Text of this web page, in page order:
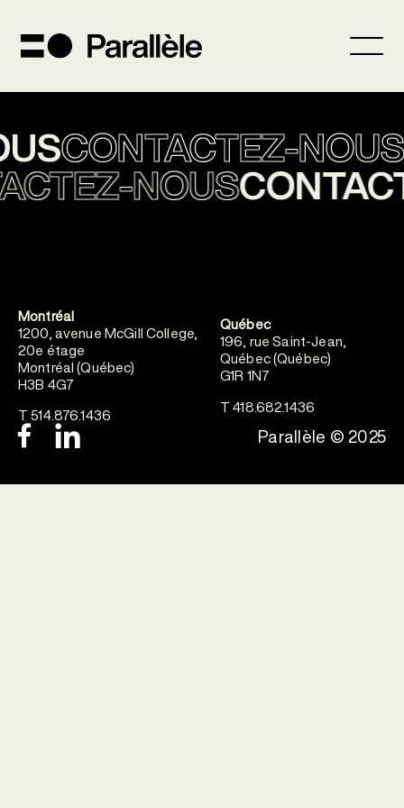
CONTACTEZ-NOUS
NOUS
Montréal
1200, avenue McGill College,
20e étage
Montréal (Québec)
H3B 4G7
T 514.876.1436
Québec
196, rue Saint-Jean,
Québec (Québec)
G1R 1N7
T 418.682.1436
Parallèle © 2025